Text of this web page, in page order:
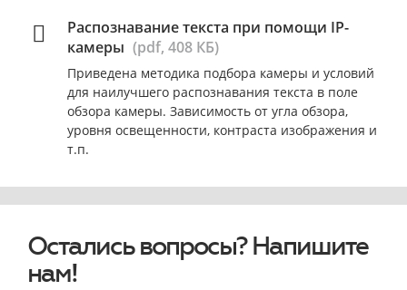
Распознавание текста при помощи IP-
камеры (pdf, 408 КБ)
Приведена методика подбора камеры и условий
для наилучшего распознавания текста в поле
обзора камеры. Зависимость от угла обзора,
уровня освещенности, контраста изображения и
т.п.
Остались вопросы? Напишите
нам!